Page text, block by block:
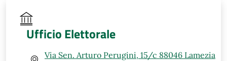
Ufficio Elettorale
Via Sen. Arturo Perugini, 15/c 88046 Lamezia